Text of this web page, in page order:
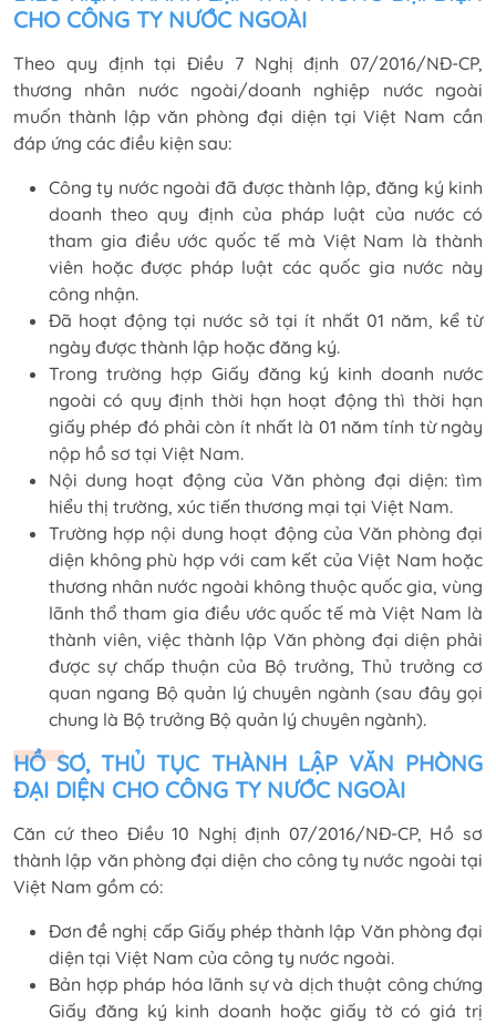
CHO CÔNG TY NƯỚC NGOÀI
Theo quy định tại Điều 7 Nghị định 07/2016/NĐ-CP,
thương nhân nước ngoài/doanh nghiệp nước ngoài
muốn thành lập văn phòng đại diện tại Việt Nam cần
đáp ứng các điều kiện sau:
Công ty nước ngoài đã được thành lập, đăng ký kinh
doanh theo quy định của pháp luật của nước có
tham gia điều ước quốc tế mà Việt Nam là thành
viên hoặc được pháp luật các quốc gia nước này
công nhận.
Đã hoạt động tại nước sở tại ít nhất 01 năm, kể từ
ngày được thành lập hoặc đăng ký.
Trong trường hợp Giấy đăng ký kinh doanh nước
ngoài có quy định thời hạn hoạt động thì thời hạn
giấy phép đó phải còn ít nhất là 01 năm tính từ ngày
nộp hồ sơ tại Việt Nam.
Nội dung hoạt động của Văn phòng đại diện: tìm
hiểu thị trường, xúc tiến thương mại tại Việt Nam.
Trường hợp nội dung hoạt động của Văn phòng đại
diện không phù hợp với cam kết của Việt Nam hoặc
thương nhân nước ngoài không thuộc quốc gia, vùng
lãnh thổ tham gia điều ước quốc tế mà Việt Nam là
thành viên, việc thành lập Văn phòng đại diện phải
được sự chấp thuận của Bộ trưởng, Thủ trưởng cơ
quan ngang Bộ quản lý chuyên ngành (sau đây gọi
chung là Bộ trưởng Bộ quản lý chuyên ngành).
HỒ SƠ, THỦ TỤC THÀNH LẬP VĂN PHÒNG
ĐẠI DIỆN CHO CÔNG TY NƯỚC NGOÀI
Căn cứ theo Điều 10 Nghị định 07/2016/NĐ-CP, Hồ sơ
thành lập văn phòng đại diện cho công ty nước ngoài tại
Việt Nam gồm có:
Đơn đề nghị cấp Giấy phép thành lập Văn phòng đại
diện tại Việt Nam của công ty nước ngoài.
Bản hợp pháp hóa lãnh sự và dịch thuật công chứng
Giấy đăng ký kinh doanh hoặc giấy tờ có giá trị